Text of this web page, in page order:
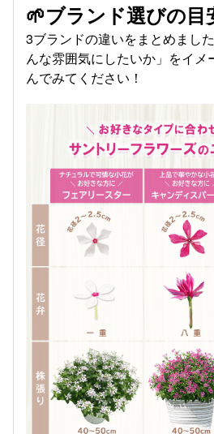
🌱ブランド選びの目
3ブランドの違いをまとめまし
んな雰囲気にしたいか」をイメ
んでみてください！